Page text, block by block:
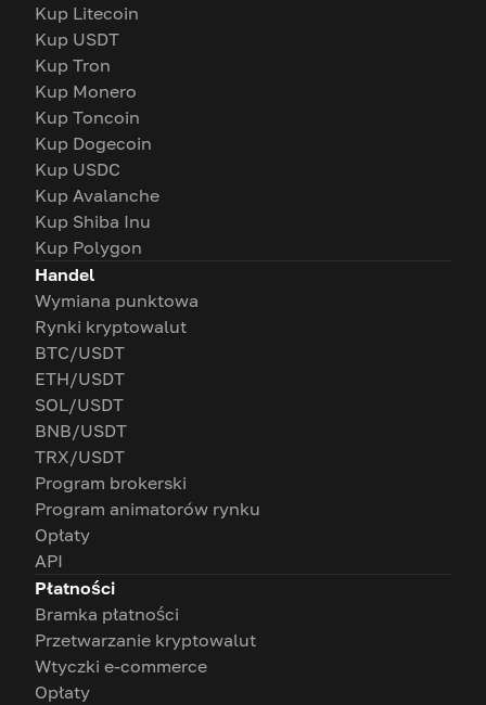
Kup Litecoin
Kup USDT
Kup Tron
Kup Monero
Kup Toncoin
Kup Dogecoin
Kup USDC
Kup Avalanche
Kup Shiba Inu
Kup Polygon
Handel
Wymiana punktowa
Rynki kryptowalut
BTC/USDT
ETH/USDT
SOL/USDT
BNB/USDT
TRX/USDT
Program brokerski
Program animatorów rynku
Opłaty
API
Płatności
Bramka płatności
Przetwarzanie kryptowalut
Wtyczki e-commerce
Opłaty